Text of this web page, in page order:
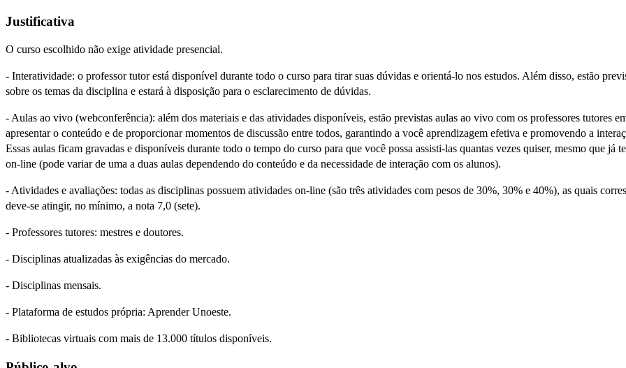
Justificativa
O curso escolhido não exige atividade presencial.
- Interatividade: o professor tutor está disponível durante todo o curso para tirar suas dúvidas e orientá-lo nos estudos. Além disso, estão
sobre os temas da disciplina e estará à disposição para o esclarecimento de dúvidas.
- Aulas ao vivo (webconferência): além dos materiais e das atividades disponíveis, estão previstas aulas ao vivo com os professores tutores
apresentar o conteúdo e de proporcionar momentos de discussão entre todos, garantindo a você aprendizagem efetiva e promovendo a
Essas aulas ficam gravadas e disponíveis durante todo o tempo do curso para que você possa assisti-las quantas vezes quiser, mesmo que
on-line (pode variar de uma a duas aulas dependendo do conteúdo e da necessidade de interação com os alunos).
- Atividades e avaliações: todas as disciplinas possuem atividades on-line (são três atividades com pesos de 30%, 30% e 40%), as quais
deve-se atingir, no mínimo, a nota 7,0 (sete).
- Professores tutores: mestres e doutores.
- Disciplinas atualizadas às exigências do mercado.
- Disciplinas mensais.
- Plataforma de estudos própria: Aprender Unoeste.
- Bibliotecas virtuais com mais de 13.000 títulos disponíveis.